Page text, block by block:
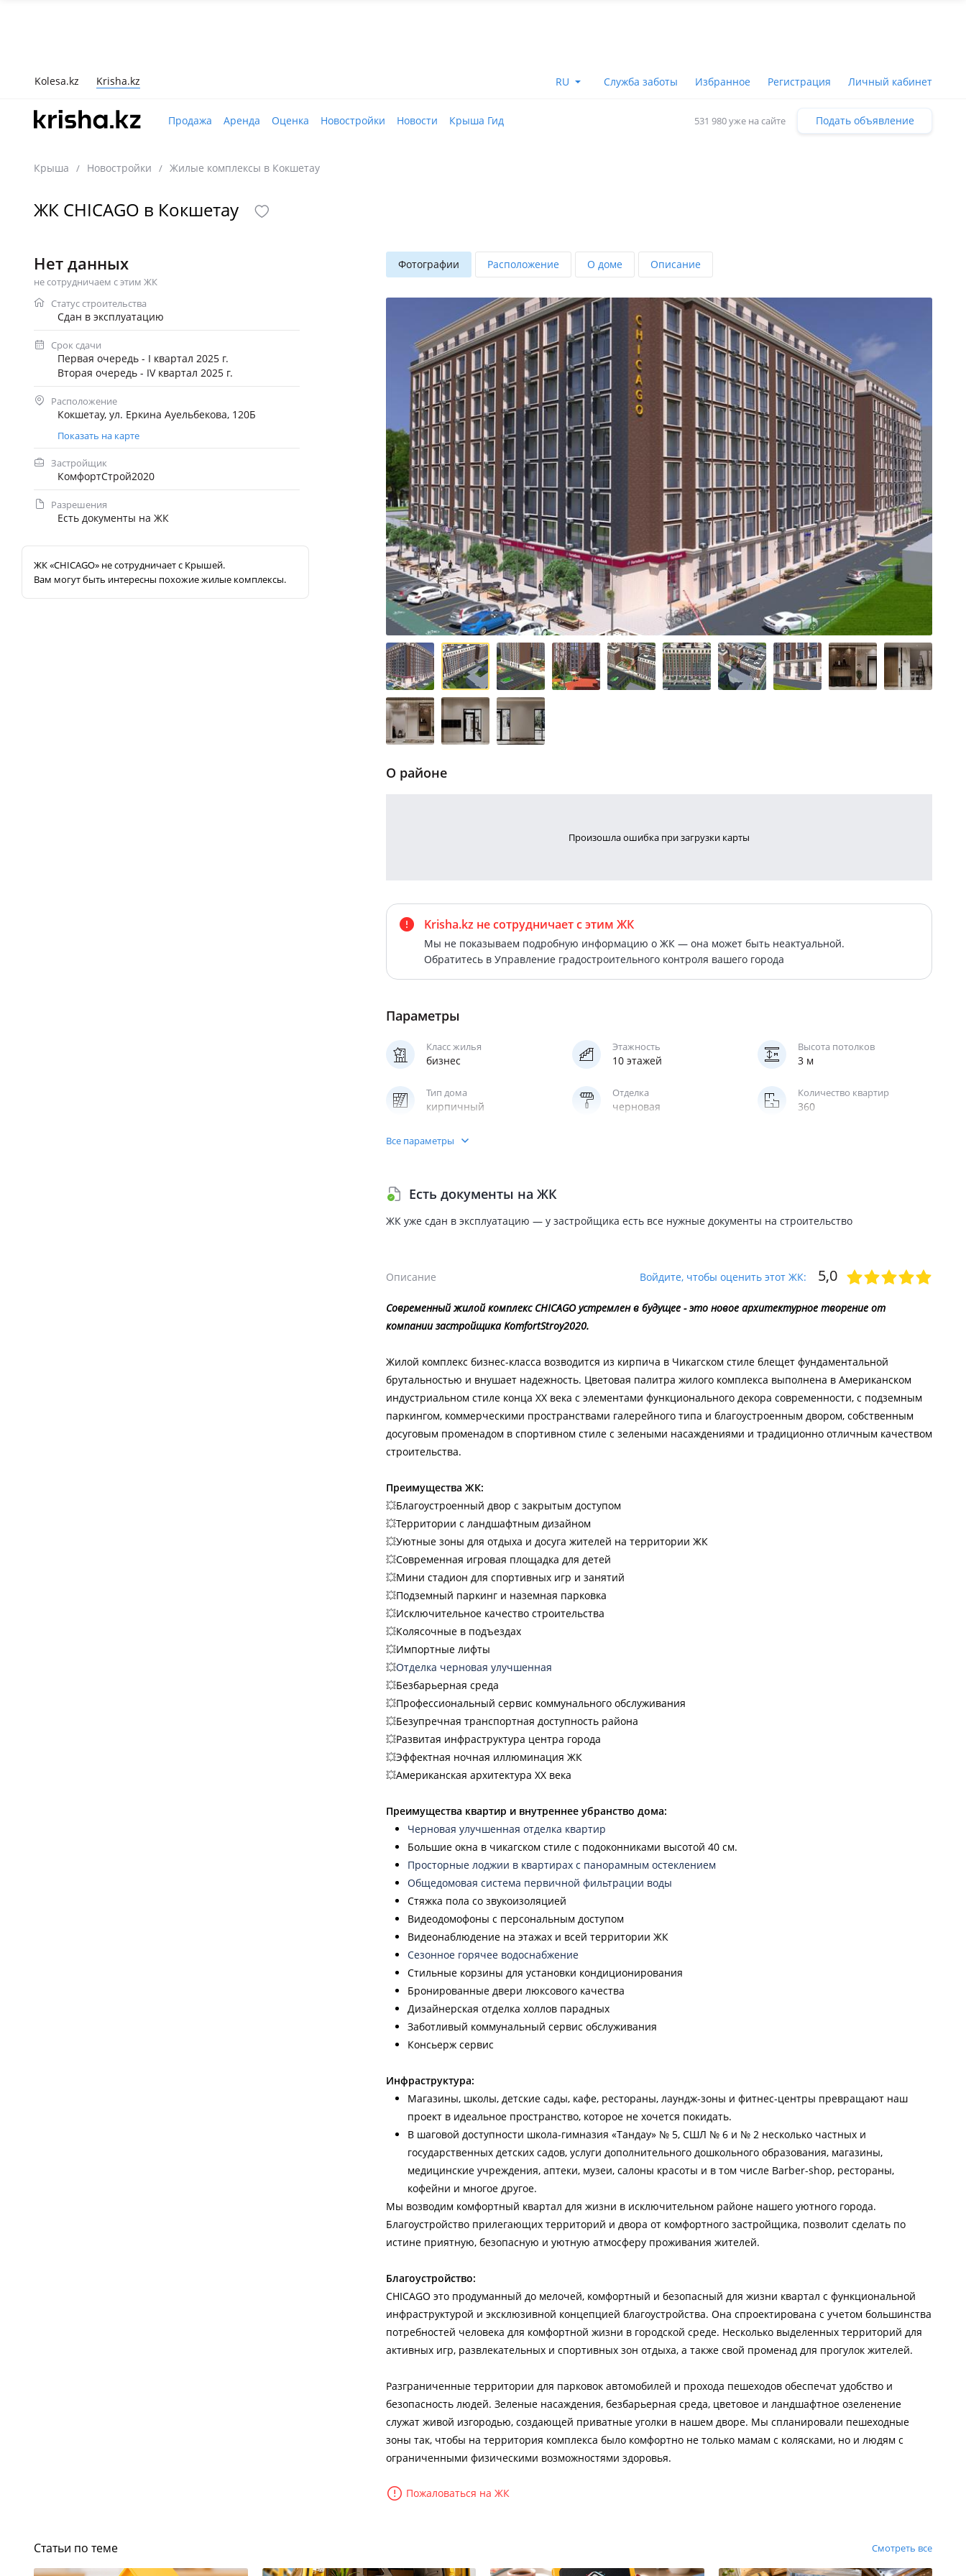
Kolesa.kz Krisha.kz RU Служба заботы Избранное Регистрация Личный кабинет
Продажа Аренда Оценка Новостройки Новости Крыша Гид 531 980 уже на сайте Подать объявление
Крыша / Новостройки / Жилые комплексы в Кокшетау
ЖК CHICAGO в Кокшетау
Нет данных
не сотрудничаем с этим ЖК
Статус строительства
Сдан в эксплуатацию
Срок сдачи
Первая очередь - I квартал 2025 г.
Вторая очередь - IV квартал 2025 г.
Расположение
Кокшетау, ул. Еркина Ауельбекова, 120Б
Показать на карте
Застройщик
КомфортСтрой2020
Разрешения
Есть документы на ЖК
ЖК «CHICAGO» не сотрудничает с Крышей.
Вам могут быть интересны похожие жилые комплексы.
Фотографии Расположение О доме Описание
О районе
Произошла ошибка при загрузки карты
Krisha.kz не сотрудничаетс этим ЖК
Мы не показываем подробную информацию о ЖК — она может быть неактуальной.
Обратитесь в Управление градостроительного контроля вашего города
Параметры
Класс жилья
бизнес
Этажность
10 этажей
Высота потолков
3 м
Тип дома
кирпичный
Отделка
черновая
Количество квартир
360
Кухня
грузопассажирский
Все параметры
Есть документы на ЖК
ЖК уже сдан в эксплуатацию — у застройщика есть все нужные документы на строительство
Описание Войдите, чтобы оценить этот ЖК: 5,0
Современный жилой комплекс CHICAGO устремлен в будущее - это новое архитектурное творение от
компании застройщика KomfortStroy2020.
Жилой комплекс бизнес-класса возводится из кирпича в Чикагском стиле блещет фундаментальной
брутальностью и внушает надежность. Цветовая палитра жилого комплекса выполнена в Американском
индустриальном стиле конца XX века с элементами функционального декора современности, с подземным
паркингом, коммерческими пространствами галерейного типа и благоустроенным двором, собственным
досуговым променадом в спортивном стиле с зелеными насаждениями и традиционно отличным качеством
строительства.
Преимущества ЖК:
💥Благоустроенный двор с закрытым доступом
💥Территории с ландшафтным дизайном
💥Уютные зоны для отдыха и досуга жителей на территории ЖК
💥Современная игровая площадка для детей
💥Мини стадион для спортивных игр и занятий
💥Подземный паркинг и наземная парковка
💥Исключительное качество строительства
💥Колясочные в подъездах
💥Импортные лифты
💥Отделка черновая улучшенная
💥Безбарьерная среда
💥Профессиональный сервис коммунального обслуживания
💥Безупречная транспортная доступность района
💥Развитая инфраструктура центра города
💥Эффектная ночная иллюминация ЖК
💥Американская архитектура XX века
Преимущества квартир и внутреннее убранство дома:
Черновая улучшенная отделка квартир
Большие окна в чикагском стиле с подоконниками высотой 40 см.
Просторные лоджии в квартирах с панорамным остеклением
Общедомовая система первичной фильтрации воды
Стяжка пола со звукоизоляцией
Видеодомофоны с персональным доступом
Видеонаблюдение на этажах и всей территории ЖК
Сезонное горячее водоснабжение
Стильные корзины для установки кондиционирования
Бронированные двери люксового качества
Дизайнерская отделка холлов парадных
Заботливый коммунальный сервис обслуживания
Консьерж сервис
Инфраструктура:
Магазины, школы, детские сады, кафе, рестораны, лаундж-зоны и фитнес-центры превращают наш
проект в идеальное пространство, которое не хочется покидать.
В шаговой доступности школа-гимназия «Тандау» № 5, СШЛ № 6 и № 2 несколько частных и
государственных детских садов, услуги дополнительного дошкольного образования, магазины,
медицинские учреждения, аптеки, музеи, салоны красоты и в том числе Barber-shop, рестораны,
кофейни и многое другое.
Мы возводим комфортный квартал для жизни в исключительном районе нашего уютного города.
Благоустройство прилегающих территорий и двора от комфортного застройщика, позволит сделать по
истине приятную, безопасную и уютную атмосферу проживания жителей.
Благоустройство:
CHICAGO это продуманный до мелочей, комфортный и безопасный для жизни квартал с функциональной
инфраструктурой и эксклюзивной концепцией благоустройства. Она спроектирована с учетом большинства
потребностей человека для комфортной жизни в городской среде. Несколько выделенных территорий для
активных игр, развлекательных и спортивных зон отдыха, а также свой променад для прогулок жителей.
Разграниченные территории для парковок автомобилей и прохода пешеходов обеспечат удобство и
безопасность людей. Зеленые насаждения, безбарьерная среда, цветовое и ландшафтное озеленение
служат живой изгородью, создающей приватные уголки в нашем дворе. Мы спланировали пешеходные
зоны так, чтобы на территория комплекса было комфортно не только мамам с колясками, но и людям с
ограниченными физическими возможностями здоровья.
Пожаловаться на ЖК
Статьи по теме Смотреть все